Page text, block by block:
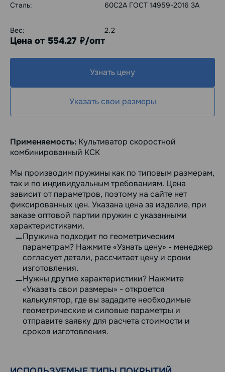
Сталь: 60С2А ГОСТ 14959-2016 3А
Вес: 2.2
Цена от 554.27 руб./опт
Узнать цену
Указать свои размеры
Применяемость: Культиватор скоростной
комбинированный КСК
Мы производим пружины как по типовым размерам,
так и по индивидуальным требованиям. Цена
зависит от параметров, поэтому на сайте нет
фиксированных цен. Указана цена за изделие, при
заказе оптовой партии пружин с указанными
характеристиками.
Пружина подходит по геометрическим
параметрам? Нажмите «Узнать цену» - менеджер
согласует детали, рассчитает цену и сроки
изготовления.
Нужны другие характеристики? Нажмите
«Указать свои размеры» - откроется
калькулятор, где вы зададите необходимые
геометрические и силовые параметры и
отправите заявку для расчета стоимости и
сроков изготовления.